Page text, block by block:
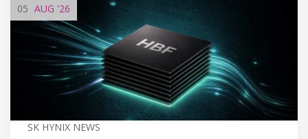
05 AUG '26
SK HYNIX NEWS